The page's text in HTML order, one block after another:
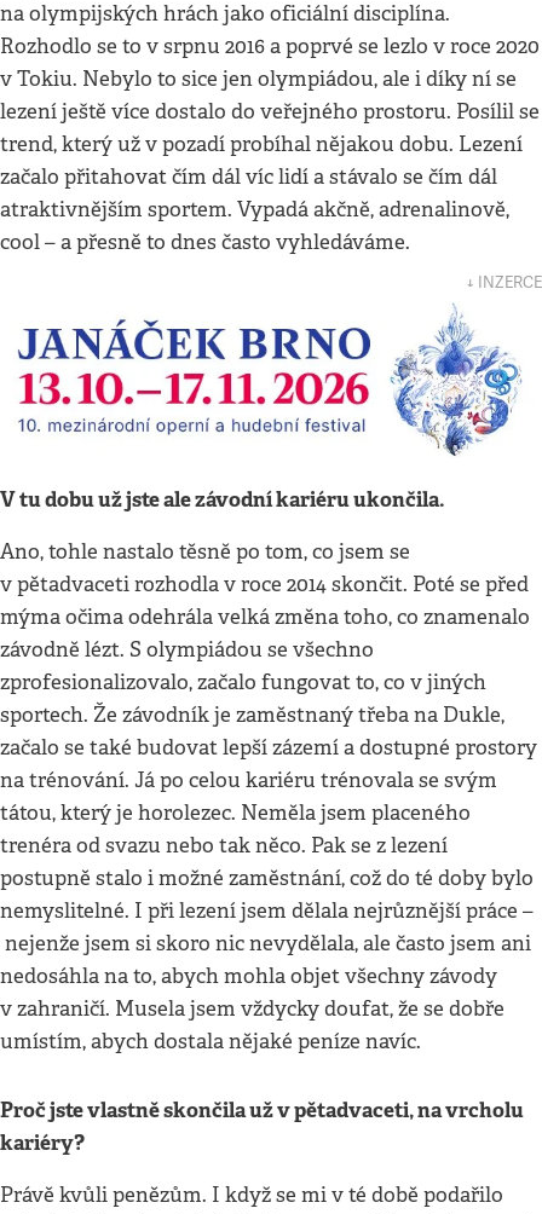
na olympijských hrách jako oficiální disciplína.
Rozhodlo se to v srpnu 2016 a poprvé se lezlo v roce 2020
v Tokiu. Nebylo to sice jen olympiádou, ale i díky ní se
lezení ještě více dostalo do veřejného prostoru. Posílil se
trend, který už v pozadí probíhal nějakou dobu. Lezení
začalo přitahovat čím dál víc lidí a stávalo se čím dál
atraktivnějším sportem. Vypadá akčně, adrenalinově,
cool – a přesně to dnes často vyhledáváme.
↓ INZERCE
V tu dobu už jste ale závodní kariéru ukončila.
Ano, tohle nastalo těsně po tom, co jsem se
v pětadvaceti rozhodla v roce 2014 skončit. Poté se před
mýma očima odehrála velká změna toho, co znamenalo
závodně lézt. S olympiádou se všechno
zprofesionalizovalo, začalo fungovat to, co v jiných
sportech. Že závodník je zaměstnaný třeba na Dukle,
začalo se také budovat lepší zázemí a dostupné prostory
na trénování. Já po celou kariéru trénovala se svým
tátou, který je horolezec. Neměla jsem placeného
trenéra od svazu nebo tak něco. Pak se z lezení
postupně stalo i možné zaměstnání, což do té doby bylo
nemyslitelné. I při lezení jsem dělala nejrůznější práce –
nejenže jsem si skoro nic nevydělala, ale často jsem ani
nedosáhla na to, abych mohla objet všechny závody
v zahraničí. Musela jsem vždycky doufat, že se dobře
umístím, abych dostala nějaké peníze navíc.
Proč jste vlastně skončila už v pětadvaceti, na vrcholu
kariéry?
Právě kvůli penězům. I když se mi v té době podařilo